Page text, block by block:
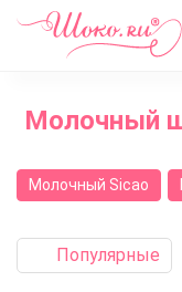
Каталог
Шоколад Barry
Молочный
Молочный
Молочный Sicao
Популярные